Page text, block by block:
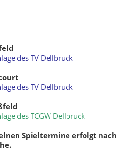
des TV Dellbrück
des TV Dellbrück
des TCGW Dellbrück
Spieltermine erfolgt nach